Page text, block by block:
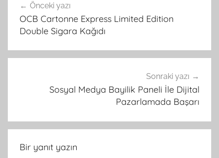
gezinmesi
Önceki yazı
OCB Cartonne Express Limited Edition
Double Sigara Kağıdı
Sonraki yazı
Sosyal Medya Bayilik Paneli İle Dijital
Pazarlamada Başarı
Bir yanıt yazın